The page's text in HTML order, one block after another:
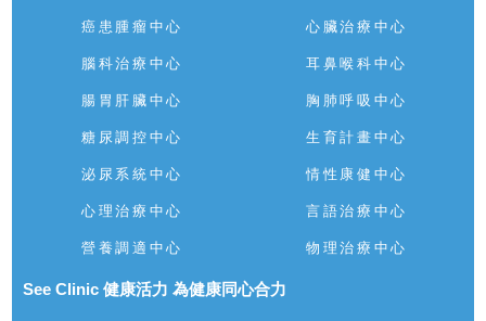
癌患腫瘤中心 心臟治療中心
腦科治療中心 耳鼻喉科中心
腸胃肝臟中心 胸肺呼吸中心
糖尿調控中心 生育計畫中心
泌尿系統中心 情性康健中心
心理治療中心 言語治療中心
營養調適中心 物理治療中心
See Clinic 健康活力 為健康同心合力